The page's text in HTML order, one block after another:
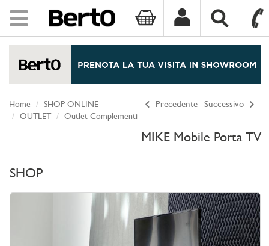
Toggle
navigation
Precedente Successivo
Home
SHOP ONLINE
OUTLET
Outlet Complementi
MIKE Mobile Porta TV
SHOP